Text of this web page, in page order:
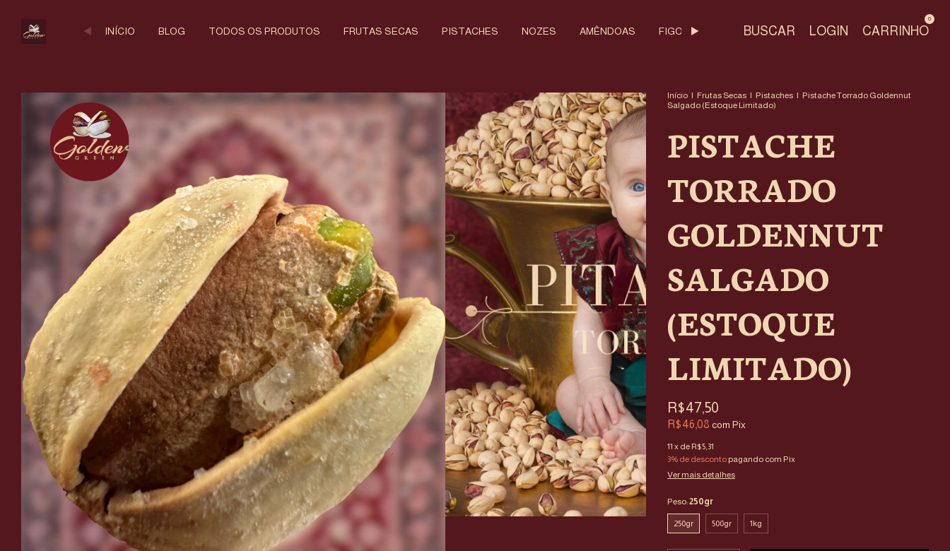
INÍCIO BLOG TODOS OS PRODUTOS FRUTAS SECAS PISTACHES NOZES AMÊNDOAS FIGO DAMASCOS UVA PASSA DOCES DE
BUSCAR LOGIN CARRINHO
0
Início | Frutas Secas | Pistaches | Pistache Torrado Goldennut
Salgado (Estoque Limitado)
PISTACHE
TORRADO
GOLDENNUT
SALGADO
(ESTOQUE
LIMITADO)
R$47,50
R$46,08 com Pix
11 x de R$5,31
3% de desconto pagando com Pix
Ver mais detalhes
Peso:250gr
250gr 500gr 1kg